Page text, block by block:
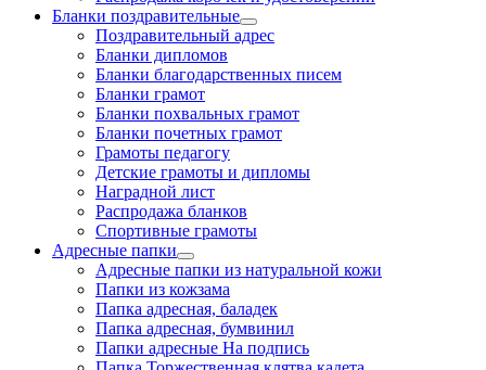
Бланки поздравительные
Поздравительный адрес
Бланки дипломов
Бланки благодарственных писем
Бланки грамот
Бланки похвальных грамот
Бланки почетных грамот
Грамоты педагогу
Детские грамоты и дипломы
Наградной лист
Распродажа бланков
Спортивные грамоты
Адресные папки
Адресные папки из натуральной кожи
Папки из кожзама
Папка адресная, баладек
Папка адресная, бумвинил
Папки адресные На подпись